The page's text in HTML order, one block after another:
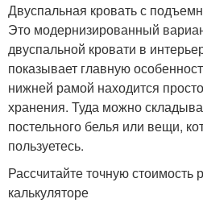
Двуспальная кровать с
Это модернизированный
двуспальной кровати в
показывает главную
нижней рамой находится
хранения. Туда можно
постельного белья или вещи,
пользуетесь.
Рассчитайте точную стоимость
калькуляторе